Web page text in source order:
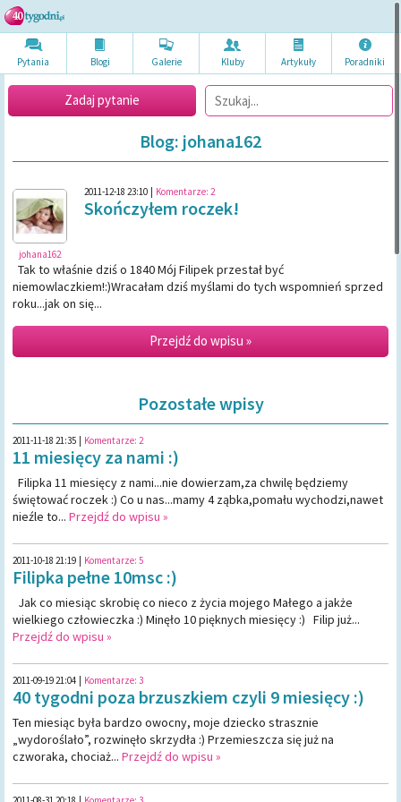
Pytania Blogi Galerie Kluby Artykuły Poradniki
Zadaj pytanie
Blog: johana162
johana162
2011-12-18 23:10 Komentarze: 2
Skończyłem roczek!
Tak to właśnie dziś o 1840 Mój Filipek przestał być
niemowlaczkiem!:)Wracałam dziś myślami do tych wspomnień sprzed
roku...jak on się...
Przejdź do wpisu »
Pozostałe wpisy
2011-11-18 21:35 Komentarze: 2
11 miesięcy za nami :)
Filipka 11 miesięcy z nami...nie dowierzam,za chwilę będziemy
świętować roczek :) Co u nas...mamy 4 ząbka,pomału wychodzi,nawet
nieźle to... Przejdź do wpisu »
2011-10-18 21:19 Komentarze: 5
Filipka pełne 10msc :)
Jak co miesiąc skrobię co nieco z życia mojego Małego a jakże
wielkiego człowieczka :) Minęło 10 pięknych miesięcy :) Filip już...
Przejdź do wpisu »
2011-09-19 21:04 Komentarze: 3
40 tygodni poza brzuszkiem czyli 9 miesięcy :)
Ten miesiąc była bardzo owocny, moje dziecko strasznie
„wydoroślało”, rozwinęło skrzydła :) Przemieszcza się już na
czworaka, chociaż... Przejdź do wpisu »